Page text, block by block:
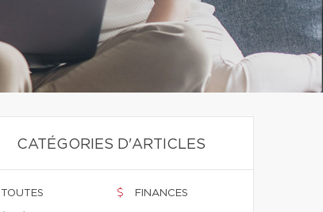
CATÉGORIES D'ARTICLES
TOUTES FINANCES